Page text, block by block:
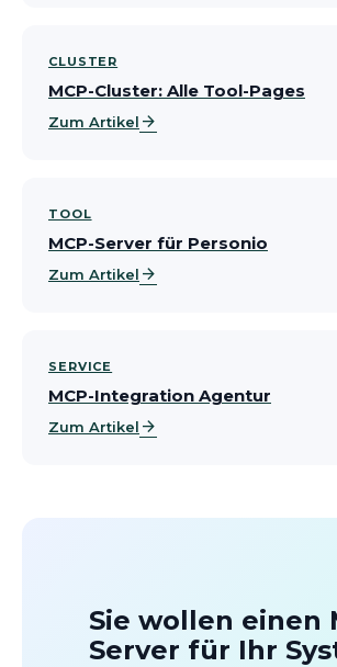
CLUSTER
MCP-Cluster: Alle Tool-Pages
Zum Artikel arrow_forward
TOOL
MCP-Server für Personio
Zum Artikel arrow_forward
SERVICE
MCP-Integration Agentur
Zum Artikel arrow_forward
Sie wollen einen
Server für Ihr